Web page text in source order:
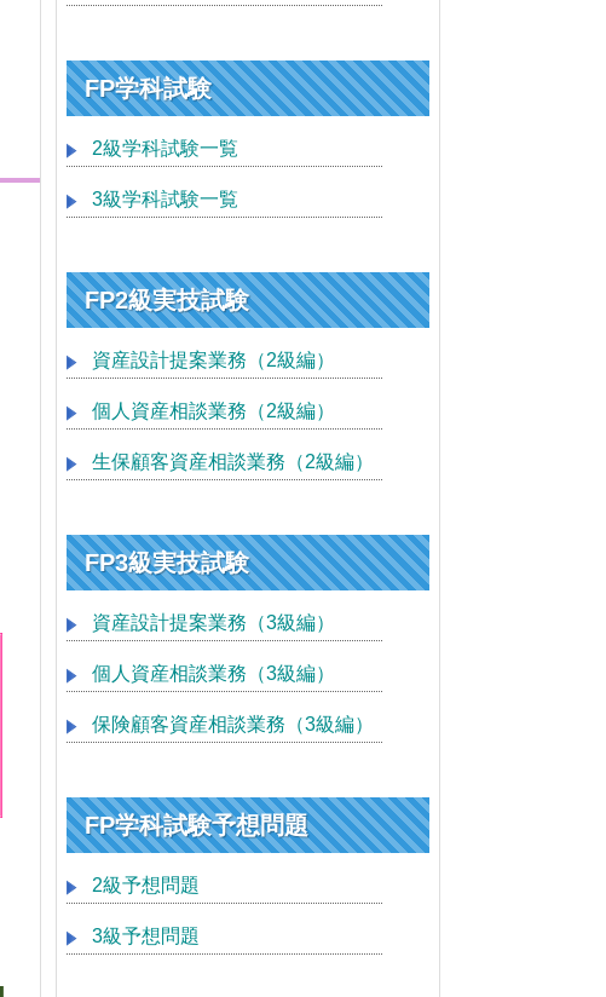
FP学科試験
2級学科試験一覧
3級学科試験一覧
FP2級実技試験
資産設計提案業務（2級編）
個人資産相談業務（2級編）
生保顧客資産相談業務（2級編）
FP3級実技試験
資産設計提案業務（3級編）
個人資産相談業務（3級編）
保険顧客資産相談業務（3級編）
FP学科試験予想問題
2級予想問題
3級予想問題